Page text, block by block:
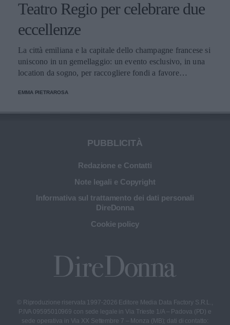
Teatro Regio per celebrare due
eccellenze
La città emiliana e la capitale dello champagne francese si
uniscono in un gemellaggio: un evento esclusivo, in una
location da sogno, per raccogliere fondi a favore
EMMA PIETRAROSA
PUBBLICITÀ
Redazione e Contatti
Note legali e Copyright
Informativa sul trattamento dei dati personali
DireDonna
Cookie policy
© Riproduzione riservata 1997-2026 Editore Media Data Factory S.R.L.,
P.IVA 09595010969 con sede legale in Via Trieste 1/A – Padova (PD) e
sede operativa in Via XX Settembre 7 – Monza (MB); dati di contatto: